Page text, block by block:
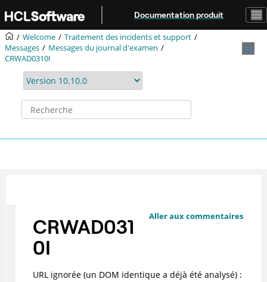
Aller au contenu principal
Documentation produit
Welcome
Traitement des incidents et support
Messages
Messages du journal d'examen
CRWAD0310I
Aller aux commentaires
CRWAD031
0I
URL ignorée (un DOM identique a déjà été analysé) :